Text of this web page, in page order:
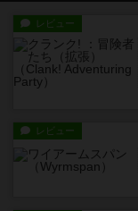
レビュー
レビュー